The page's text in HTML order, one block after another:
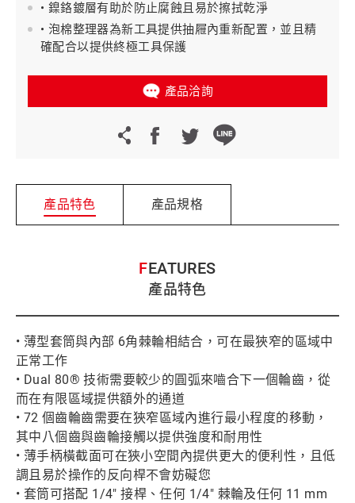
• 鎳鉻鍍層有助於防止腐蝕且易於擦拭乾淨
• 泡棉整理器為新工具提供抽屜內重新配置，並且精
確配合以提供終極工具保護
產品洽詢
產品特色 產品規格
FEATURES
產品特色
• 薄型套筒與內部 6角棘輪相結合，可在最狹窄的區域中
正常工作
• Dual 80® 技術需要較少的圓弧來嚙合下一個輪齒，從
而在有限區域提供額外的通道
• 72 個齒輪齒需要在狹窄區域內進行最小程度的移動，
其中八個齒與齒輪接觸以提供強度和耐用性
• 薄手柄橫截面可在狹小空間內提供更大的便利性，且低
調且易於操作的反向桿不會妨礙您
• 套筒可搭配 1/4" 接桿、任何 1/4" 棘輪及任何 11 mm